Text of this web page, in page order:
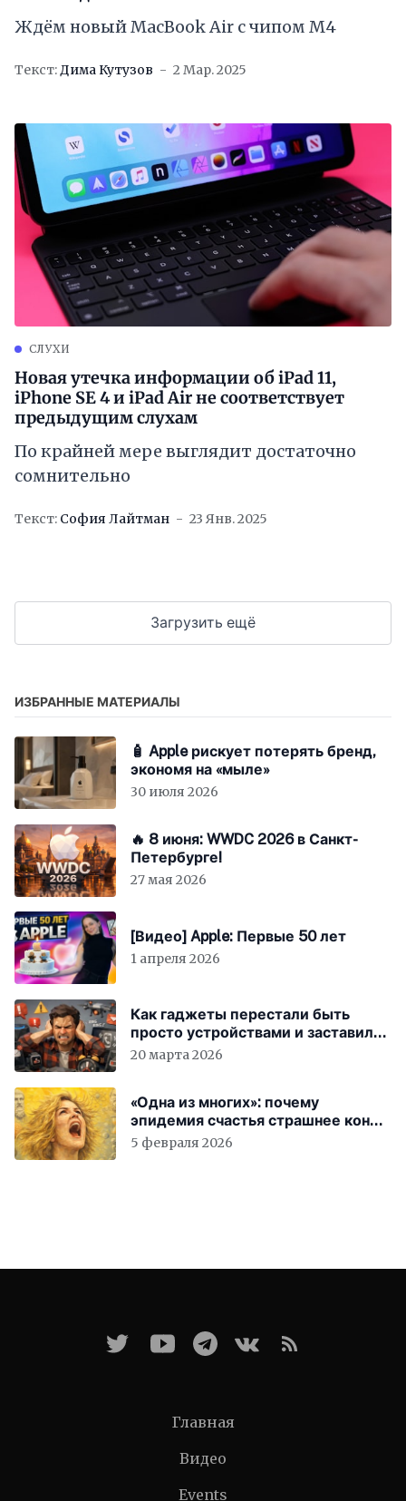
Ждём новый MacBook Air с чипом M4
Текст:Дима Кутузов 2 Мар. 2025
СЛУХИ
Новая утечка информации об iPad 11,
iPhone SE 4 и iPad Air не соответствует
предыдущим слухам
По крайней мере выглядит достаточно
сомнительно
Текст: София Лайтман 23 Янв. 2025
Загрузить ещё
ИЗБРАННЫЕ МАТЕРИАЛЫ
🧴 Apple рискует потерять бренд,
экономя на «мыле»
30 июля 2026
🔥 8 июня: WWDC 2026 в Санкт-
Петербурге!
27 мая 2026
[Видео] Apple: Первые 50 лет
1 апреля 2026
Как гаджеты перестали быть
просто устройствами и заставили
вас бесплатно работать
20 марта 2026
«Одна из многих»: почему
эпидемия счастья страшнее конца
света
5 февраля 2026
Главная
Видео
Events